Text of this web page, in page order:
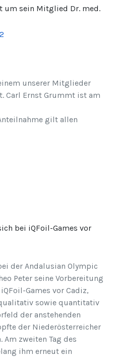
um sein Mitglied Dr. med.
unserer Mitglieder
Carl Ernst Grummt ist am
gilt allen
bei iQFoil-Games vor
der Andalusian Olympic
Peter seine Vorbereitung
Games vor Cadiz,
sowie quantitativ
der anstehenden
der Niederösterreicher
Am zweiten Tag des
ihm erneut ein